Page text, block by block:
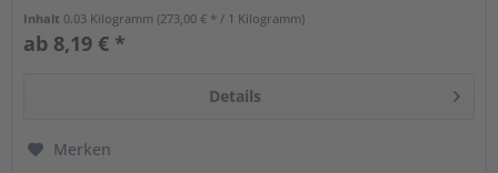
Inhalt 0.03 Kilogramm(273,00 € * / 1 Kilogramm)
ab 8,19 € *
Details
Merken